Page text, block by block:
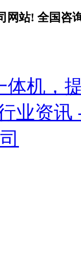
站! 全国咨